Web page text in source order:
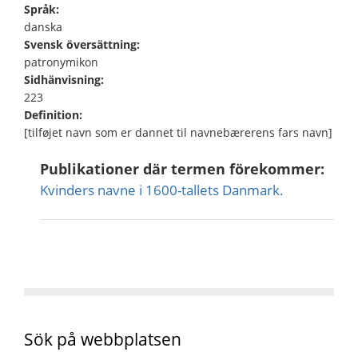
Språk:
danska
Svensk översättning:
patronymikon
Sidhänvisning:
223
Definition:
[tilføjet navn som er dannet til navnebærerens fars navn]
Publikationer där termen förekommer:
Kvinders navne i 1600-tallets Danmark.
Sök på webbplatsen